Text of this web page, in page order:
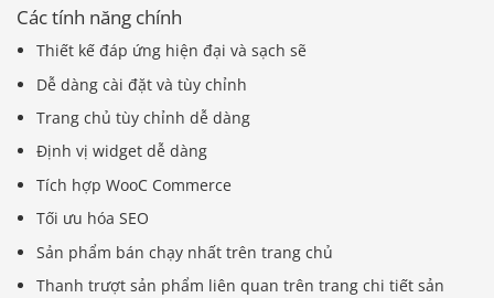
Các tính năng chính
Thiết kế đáp ứng hiện đại và sạch sẽ
Dễ dàng cài đặt và tùy chỉnh
Trang chủ tùy chỉnh dễ dàng
Định vị widget dễ dàng
Tích hợp WooC Commerce
Tối ưu hóa SEO
Sản phẩm bán chạy nhất trên trang chủ
Thanh trượt sản phẩm liên quan trên trang chi tiết sản